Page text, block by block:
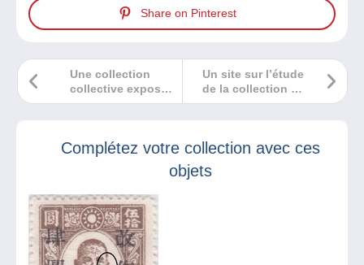
Share on Pinterest
Un site sur l’étude
de la collection en
général et des
découvrez
Une collection
collective exposée
dans vos rues !
Complétez votre collection avec ces
objets